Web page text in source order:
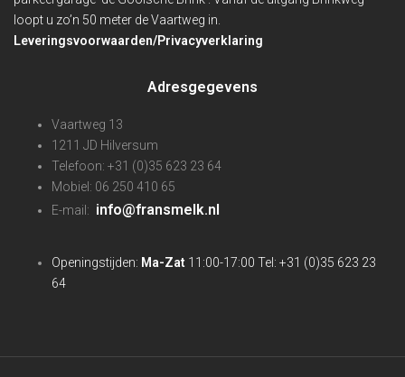
loopt u zo’n 50 meter de Vaartweg in.
Leveringsvoorwaarden/Privacyverklaring
Adresgegevens
Vaartweg 13
1211 JD Hilversum
Telefoon: +31 (0)35 623 23 64
Mobiel: 06 250 410 65
E-mail: info@fransmelk.nl
Openingstijden: Ma-Zat 11:00-17:00 Tel: +31 (0)35 623 23
64